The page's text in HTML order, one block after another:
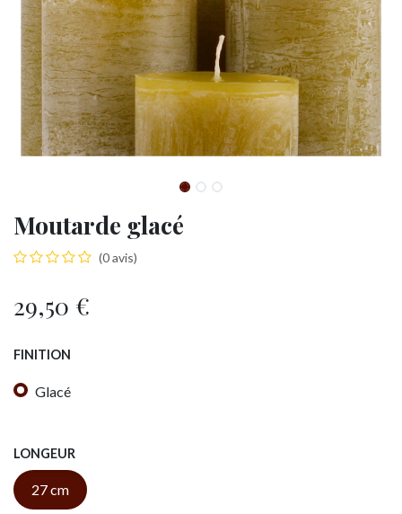
Moutarde glacé
(0 avis)
29,50 €
FINITION
Glacé
LONGEUR
27 cm